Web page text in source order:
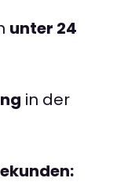
unter 24
in der